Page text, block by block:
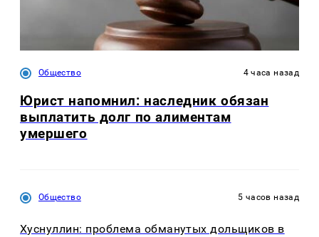
Общество 4 часа назад
Юрист напомнил: наследник обязан
выплатить долг по алиментам
умершего
Общество 5 часов назад
Хуснуллин: проблема обманутых дольщиков в